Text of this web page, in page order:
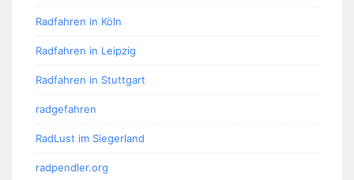
Radfahren in Köln
Radfahren in Leipzig
Radfahren in Stuttgart
radgefahren
RadLust im Siegerland
radpendler.org